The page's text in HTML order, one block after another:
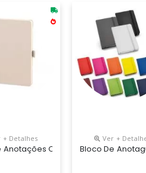
A Certificação Iso 22196.
Do Seu Jeito. Permite
+ Detalhes
Anotações Com Pautas
Ver +
Bloco De